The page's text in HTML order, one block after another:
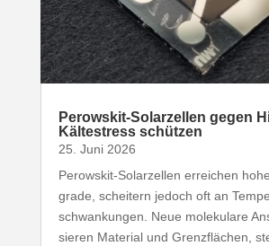
Perowskit-​Solarzellen gegen
Kälte­stress schützen
25. Juni 2026
Perowskit-​Solarzellen erreichen
grade, scheitern jedoch oft an
schwan­kungen. Neue mole­kulare
sieren Material und Grenz­flächen,